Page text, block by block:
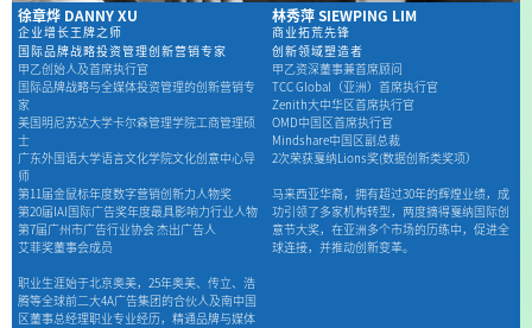
徐章烨 DANNY XU
企业增长王牌之师
国际品牌战略投资管理创新营销专家
甲乙创始人及首席执行官
国际品牌战略与全媒体投资管理的创新营销专
家
美国明尼苏达大学卡尔森管理学院工商管理硕
士
广东外国语大学语言文化学院文化创意中心导
师
第11届金鼠标年度数字营销创新力人物奖
第20届IAI国际广告奖年度最具影响力行业人物
第7届广州市广告行业协会 杰出广告人
艾菲奖董事会成员
职业生涯始于北京奥美，25年奥美、传立、浩
腾等全球前二大4A广告集团的合伙人及南中国
区董事总经理职业专业经历，精通品牌与媒体
林秀萍 SIEWPING LIM
商业拓荒先锋
创新领域塑造者
甲乙资深董事兼首席顾问
TCC Global（亚洲）首席执行官
Zenith大中华区首席执行官
OMD中国区首席执行官
Mindshare中国区副总裁
2次荣获戛纳Lions奖(数据创新类奖项）
马来西亚华裔，拥有超过30年的辉煌业绩，成
功引领了多家机构转型，两度摘得戛纳国际创
意节大奖，在亚洲多个市场的历练中，促进全
球连接，并推动创新变革。